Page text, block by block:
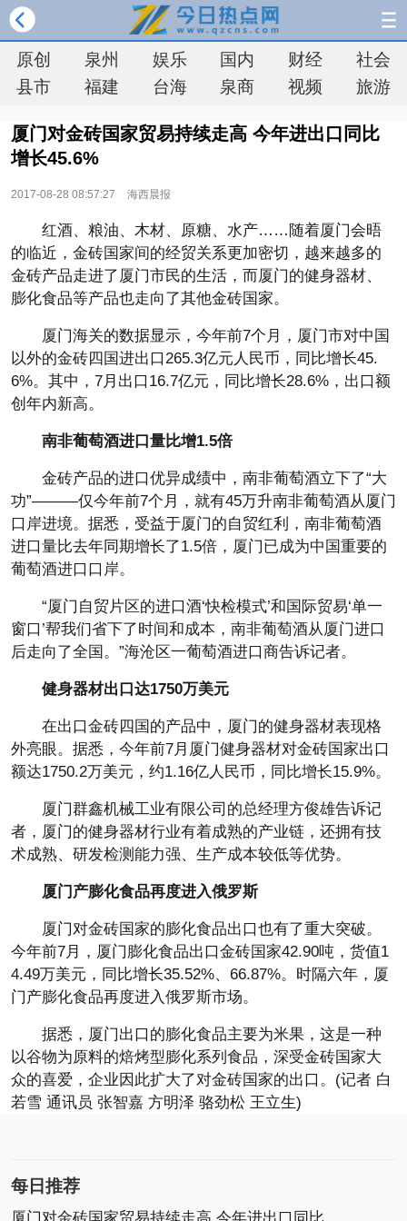
原创 泉州 娱乐 国内 财经
社会
县市
福建 台海 泉商 视频 旅游
厦门对金砖国家贸易持续走高 今年进出口同比
增长45.6%
2017-08-28 08:57:27 海西晨报
红酒、粮油、木材、原糖、水产……随着厦门会晤
的临近，金砖国家间的经贸关系更加密切，越来越多的
金砖产品走进了厦门市民的生活，而厦门的健身器材、
膨化食品等产品也走向了其他金砖国家。
厦门海关的数据显示，今年前7个月，厦门市对中国
以外的金砖四国进出口265.3亿元人民币，同比增长45.
6%。其中，7月出口16.7亿元，同比增长28.6%，出口额
创年内新高。
南非葡萄酒进口量比增1.5倍
金砖产品的进口优异成绩中，南非葡萄酒立下了“大
功”———仅今年前7个月，就有45万升南非葡萄酒从厦门
口岸进境。据悉，受益于厦门的自贸红利，南非葡萄酒
进口量比去年同期增长了1.5倍，厦门已成为中国重要的
葡萄酒进口口岸。
“厦门自贸片区的进口酒‘快检模式’和国际贸易‘单一
窗口’帮我们省下了时间和成本，南非葡萄酒从厦门进口
后走向了全国。”海沧区一葡萄酒进口商告诉记者。
健身器材出口达1750万美元
在出口金砖四国的产品中，厦门的健身器材表现格
外亮眼。据悉，今年前7月厦门健身器材对金砖国家出口
额达1750.2万美元，约1.16亿人民币，同比增长15.9%。
厦门群鑫机械工业有限公司的总经理方俊雄告诉记
者，厦门的健身器材行业有着成熟的产业链，还拥有技
术成熟、研发检测能力强、生产成本较低等优势。
厦门产膨化食品再度进入俄罗斯
厦门对金砖国家的膨化食品出口也有了重大突破。
今年前7月，厦门膨化食品出口金砖国家42.90吨，货值1
4.49万美元，同比增长35.52%、66.87%。时隔六年，厦
门产膨化食品再度进入俄罗斯市场。
据悉，厦门出口的膨化食品主要为米果，这是一种
以谷物为原料的焙烤型膨化系列食品，深受金砖国家大
众的喜爱，企业因此扩大了对金砖国家的出口。(记者 白
若雪 通讯员 张智嘉 方明泽 骆劲松 王立生)
每日推荐